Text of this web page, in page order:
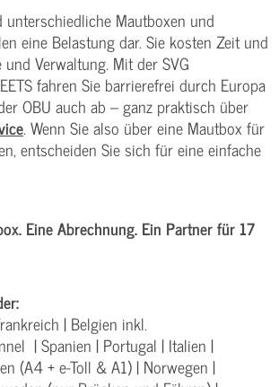
unterschiedliche Mautboxen und
eine Belastung dar. Sie kosten Zeit und
Verwaltung. Mit der SVG
fahren Sie barrierefrei durch Europa
OBU auch ab – ganz praktisch über
. Wenn Sie also über eine Mautbox für
entscheiden Sie sich für eine einfache
Eine Abrechnung. Ein Partner für 17
| Belgien inkl.
| Spanien | Portugal | Italien |
(A4 + e-Toll & A1) | Norwegen |